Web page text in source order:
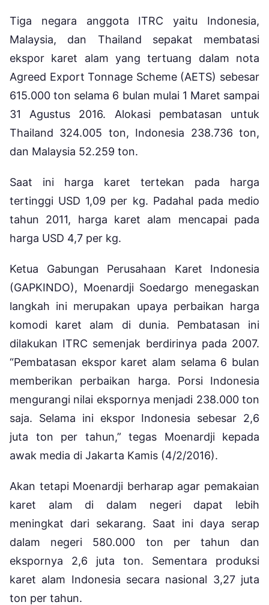
Tiga negara anggota ITRC yaitu Indonesia,
Malaysia, dan Thailand sepakat membatasi
ekspor karet alam yang tertuang dalam nota
Agreed Export Tonnage Scheme (AETS) sebesar
615.000 ton selama 6 bulan mulai 1 Maret sampai
31 Agustus 2016. Alokasi pembatasan untuk
Thailand 324.005 ton, Indonesia 238.736 ton,
dan Malaysia 52.259 ton.
Saat ini harga karet tertekan pada harga
tertinggi USD 1,09 per kg. Padahal pada medio
tahun 2011, harga karet alam mencapai pada
harga USD 4,7 per kg.
Ketua Gabungan Perusahaan Karet Indonesia
(GAPKINDO), Moenardji Soedargo menegaskan
langkah ini merupakan upaya perbaikan harga
komodi karet alam di dunia. Pembatasan ini
dilakukan ITRC semenjak berdirinya pada 2007.
“Pembatasan ekspor karet alam selama 6 bulan
memberikan perbaikan harga. Porsi Indonesia
mengurangi nilai ekspornya menjadi 238.000 ton
saja. Selama ini ekspor Indonesia sebesar 2,6
juta ton per tahun,” tegas Moenardji kepada
awak media di Jakarta Kamis (4/2/2016).
Akan tetapi Moenardji berharap agar pemakaian
karet alam di dalam negeri dapat lebih
meningkat dari sekarang. Saat ini daya serap
dalam negeri 580.000 ton per tahun dan
ekspornya 2,6 juta ton. Sementara produksi
karet alam Indonesia secara nasional 3,27 juta
ton per tahun.